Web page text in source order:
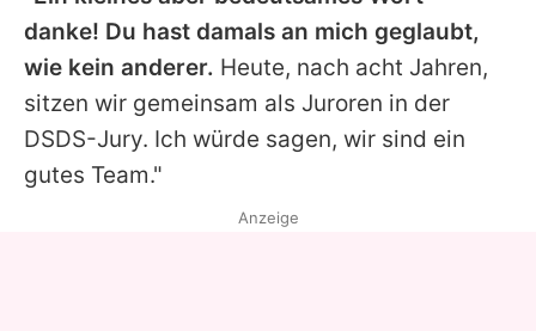
danke! Du hast damals an mich geglaubt,
wie kein anderer. Heute, nach acht Jahren,
sitzen wir gemeinsam als Juroren in der
DSDS-Jury. Ich würde sagen, wir sind ein
gutes Team."
Anzeige